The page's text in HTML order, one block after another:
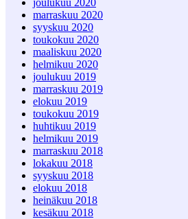
marraskuu 2020
syyskuu 2020
toukokuu 2020
maaliskuu 2020
helmikuu 2020
joulukuu 2019
marraskuu 2019
elokuu 2019
toukokuu 2019
huhtikuu 2019
helmikuu 2019
marraskuu 2018
lokakuu 2018
syyskuu 2018
elokuu 2018
heinäkuu 2018
kesäkuu 2018